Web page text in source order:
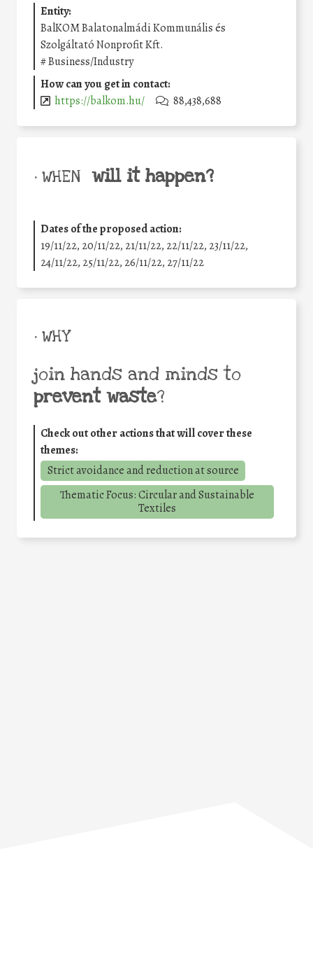
Entity:
BalKOM Balatonalmádi Kommunális és
Szolgáltató Nonprofit Kft.
#Business/Industry
How can you get in contact:
https://balkom.hu/
88,438,688
• WHEN will it happen?
Dates of the proposed action:
19/11/22, 20/11/22, 21/11/22, 22/11/22, 23/11/22,
24/11/22, 25/11/22, 26/11/22, 27/11/22
• WHY
join hands and minds to
prevent waste?
Check out other actions that will cover these
themes:
Strict avoidance and reduction at source
Thematic Focus: Circular and Sustainable
Textiles